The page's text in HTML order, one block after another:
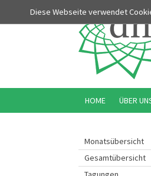
Diese Webseite verwendet
Monatsübersicht
Gesamtübersicht
HOME ÜBER